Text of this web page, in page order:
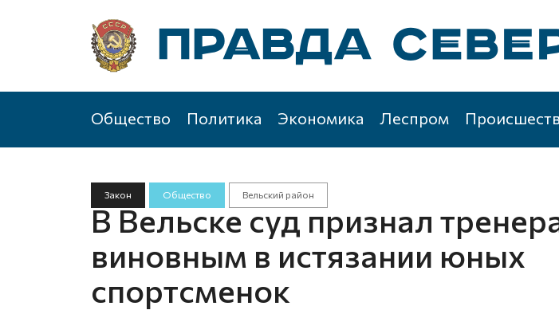
Общество Политика Экономика Леспром
Закон Общество Вельский район
В Вельске суд признал
виновным в истязании юных
спортсменок